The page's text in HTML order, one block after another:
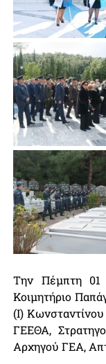
Την Πέμπτη 01
Κοιμητήριο
(Ι)
ΓΕΕΘΑ,
Αρχηγού ΓΕΑ,